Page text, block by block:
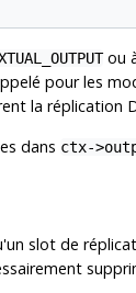
ou
pour les
la réplication
dans ctx-
slot de